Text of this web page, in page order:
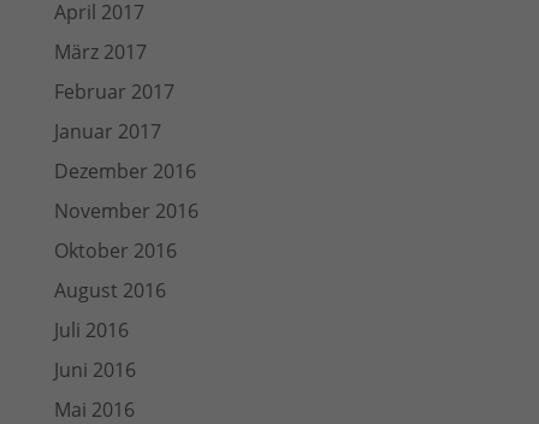
April 2017
März 2017
Februar 2017
Januar 2017
Dezember 2016
November 2016
Oktober 2016
August 2016
Juli 2016
Juni 2016
Mai 2016